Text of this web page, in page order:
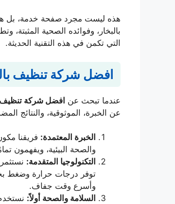
هذه ليست مجرد صفحة خدمة، بل هي
بالبخار، وفوائده الصحية المثبتة،
التي تكمن في هذه التقنية الحديثة.
افضل شركة تنظيف
عندما تبحث عن افضل شركة تنظيف
عن الخبرة، الموثوقية، والنتائج
الخبرة المعتمدة: فريقنا
والصحة البيئية، ويفهمون
التكنولوجيا المتقدمة:
توفر درجات حرارة وضغط
وأسرع وقت جفاف.
السلامة والصحة أولاً: